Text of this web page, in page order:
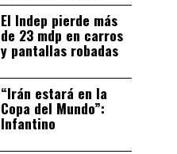
El Indep pierde más
de 23 mdp en carros
y pantallas robadas
“Irán estará en la
Copa del Mundo”:
Infantino